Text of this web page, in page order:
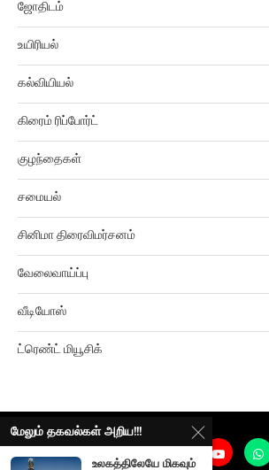
ஜோதிடம்
உயிரியல்
கல்வியியல்
கிரைம் ரிப்போர்ட்
குழந்தைகள்
சமையல்
சினிமா திரைவிமர்சனம்
வேலைவாய்ப்பு
வீடியோஸ்
ட்ரெண்ட் மியூசிக்
மேலும் தகவல்கள் அறிய!!!
உலகத்திலேயே மிகவும்